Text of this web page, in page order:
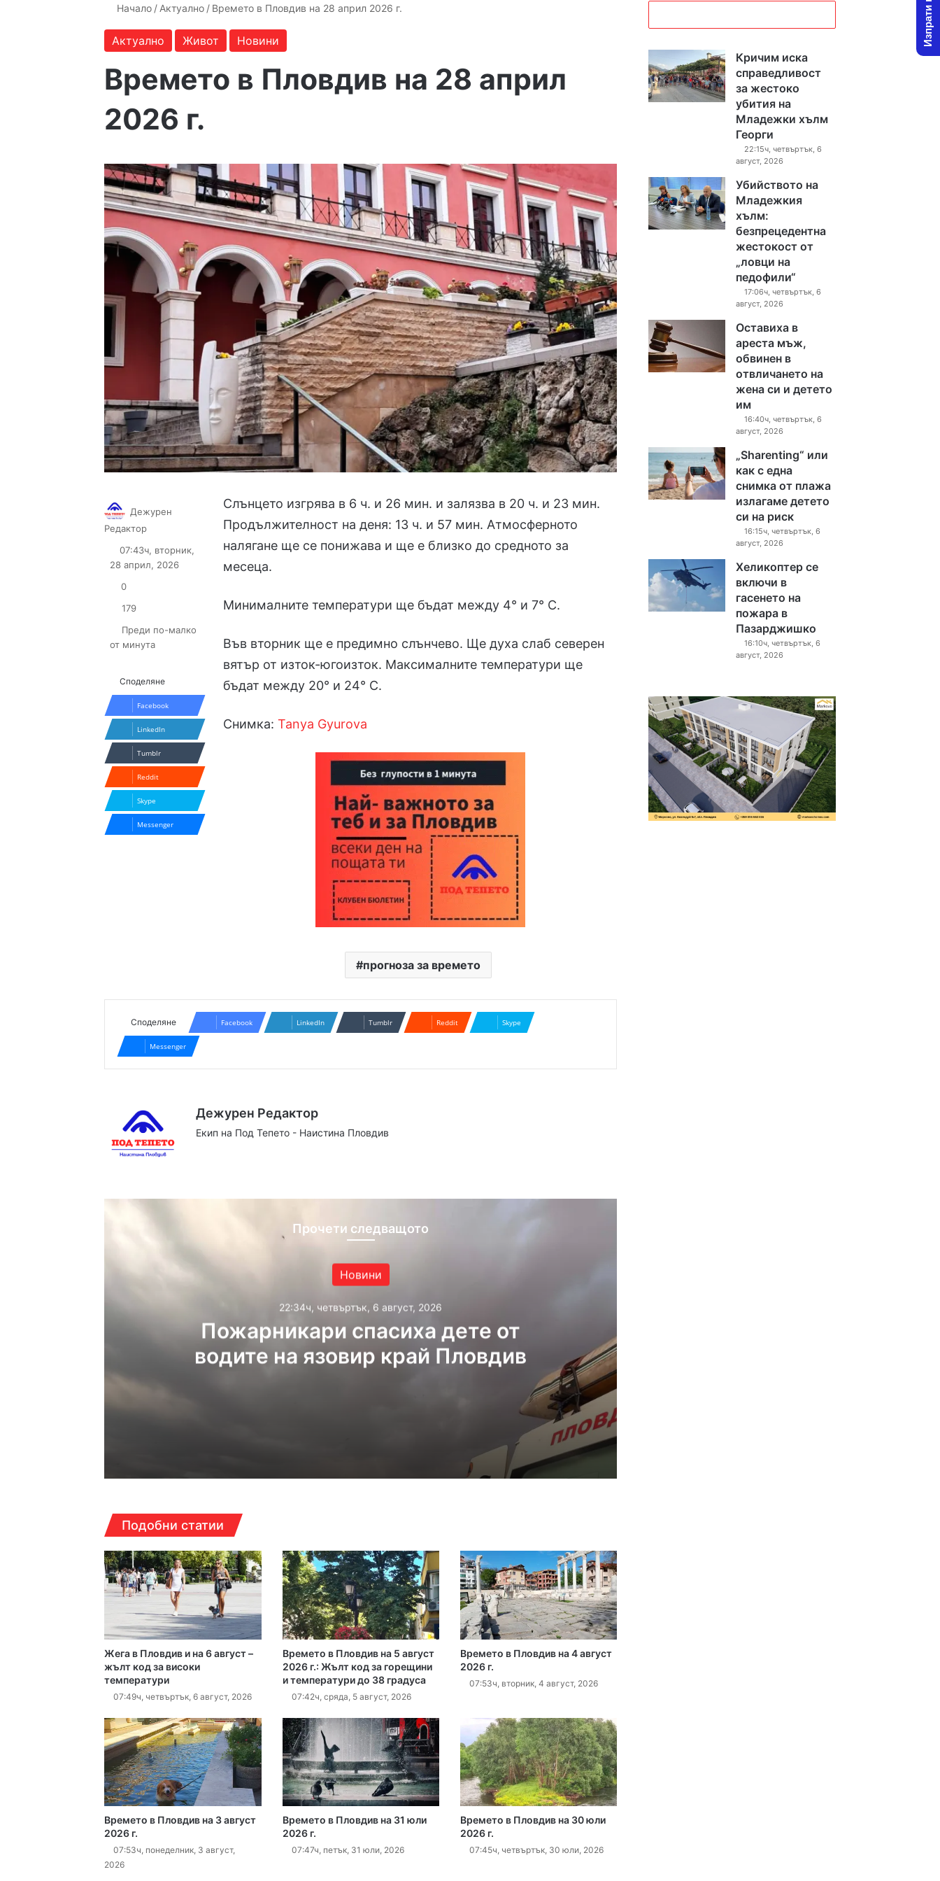
Начало / Актуално / Времето в Пловдив на 28 април 2026 г.
Актуално Живот Новини
Времето в Пловдив на 28 април
2026 г.
Слънцето изгрява в 6 ч. и 26 мин. и залязва в 20 ч. и 23 мин.
Продължителност на деня: 13 ч. и 57 мин. Атмосферното
налягане ще се понижава и ще е близко до средното за
месеца.
Минималните температури ще бъдат между 4° и 7° С.
Във вторник ще е предимно слънчево. Ще духа слаб северен
вятър от изток-югоизток. Максималните температури ще
бъдат между 20° и 24° С.
Снимка:Tanya Gyurova
прогноза за времето
Дежурен
Редактор
X email
07:43ч, вторник,
28 април, 2026
0
179
Преди по-малко
от минута
Споделяне
Facebook
LinkedIn
Tumblr
Reddit
Skype
Messenger
Споделяне Facebook LinkedIn Tumblr Reddit Skype
Messenger
Дежурен Редактор
Екип на Под Тепето - Наистина Пловдив
Прочети следващото
Новини
22:34ч, четвъртък, 6 август, 2026
Пожарникари спасиха дете от
водите на язовир край Пловдив
Пожарникари спасиха дете от водите на язовир край Пловдив
22:15ч, четвъртък, 6 август, 2026
17:06ч, четвъртък, 6 август, 2026
Убийството на Младежкия хълм: безпрецедентна жестокост от „ловци на педофили“
16:40ч, четвъртък, 6 август, 2026
Оставиха в ареста мъж, обвинен в отвличането на жена си и детето им
16:15ч, четвъртък, 6 август, 2026
„Sharenting“ или как с една снимка от плажа излагаме детето си на риск
16:10ч, четвъртък, 6 август, 2026
Подобни статии
Жега в Пловдив и на 6 август –
жълт код за високи
температури
07:49ч, четвъртък, 6 август, 2026
Времето в Пловдив на 5 август
2026 г.: Жълт код за горещини
и температури до 38 градуса
07:42ч, сряда, 5 август, 2026
Времето в Пловдив на 4 август
2026 г.
07:53ч, вторник, 4 август, 2026
Времето в Пловдив на 3 август
2026 г.
07:53ч, понеделник, 3 август,
2026
Времето в Пловдив на 31 юли
2026 г.
07:47ч, петък, 31 юли, 2026
Времето в Пловдив на 30 юли
2026 г.
07:45ч, четвъртък, 30 юли, 2026
Кричим иска
справедливост
за жестоко
убития на
Младежки хълм
Георги
22:15ч, четвъртък, 6
август, 2026
Убийството на
Младежкия
хълм:
безпрецедентна
жестокост от
„ловци на
педофили“
17:06ч, четвъртък, 6
август, 2026
Оставиха в
ареста мъж,
обвинен в
отвличането на
жена си и детето
им
16:40ч, четвъртък, 6
август, 2026
„Sharenting“ или
как с една
снимка от плажа
излагаме детето
си на риск
16:15ч, четвъртък, 6
август, 2026
Хеликоптер се
включи в
гасенето на
пожара в
Пазарджишко
16:10ч, четвъртък, 6
август, 2026